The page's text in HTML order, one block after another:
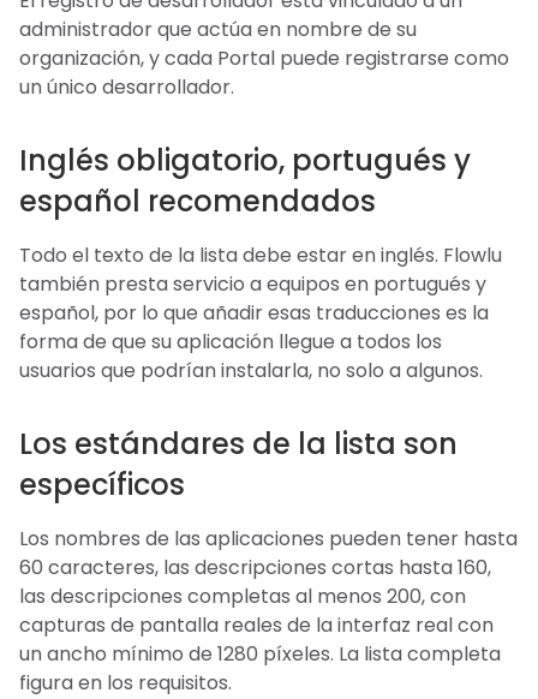
administrador que actúa en nombre de su
organización, y cada Portal puede registrarse como
un único desarrollador.
Inglés obligatorio, portugués y
español recomendados
Todo el texto de la lista debe estar en inglés. Flowlu
también presta servicio a equipos en portugués y
español, por lo que añadir esas traducciones es la
forma de que su aplicación llegue a todos los
usuarios que podrían instalarla, no solo a algunos.
Los estándares de la lista son
específicos
Los nombres de las aplicaciones pueden tener hasta
60 caracteres, las descripciones cortas hasta 160,
las descripciones completas al menos 200, con
capturas de pantalla reales de la interfaz real con
un ancho mínimo de 1280 píxeles. La lista completa
figura en los requisitos.